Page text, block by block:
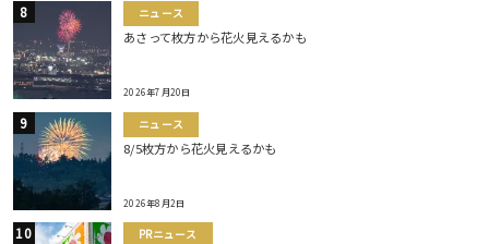
ニュース
あさって枚方から花火見えるかも
2026年7月20日
ニュース
8/5枚方から花火見えるかも
2026年8月2日
PRニュース